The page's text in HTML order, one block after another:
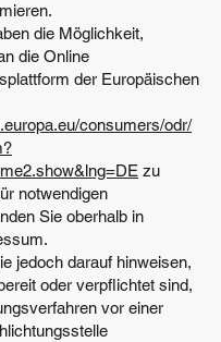
die Möglichkeit,
die Online
der Europäischen
consumers/odr/
zu
notwendigen
Sie oberhalb in
jedoch darauf hinweisen,
oder verpflichtet sind,
vor einer